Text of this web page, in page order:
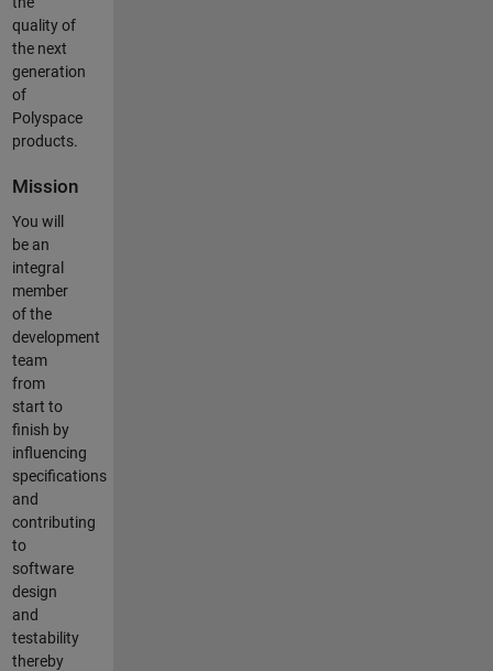
quality of
the next
generation
of
Polyspace
products.
Mission
You will
be an
integral
member
of the
development
team
from
start to
finish by
influencing
specifications
and
contributing
to
software
design
and
testability
thereby